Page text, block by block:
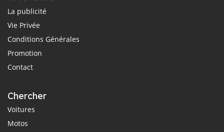
La publicité
Vie Privée
Conditions Générales
Promotion
Contact
Chercher
Voitures
Motos